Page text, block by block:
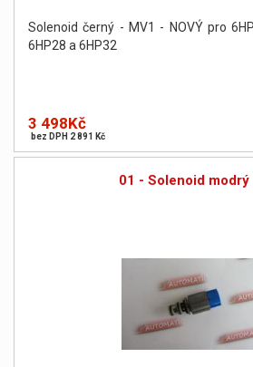
Solenoid černý - MV1 - NOVÝ pro
6HP28 a 6HP32
3 498Kč
bez DPH 2 891 Kč
01 - Solenoid modrý